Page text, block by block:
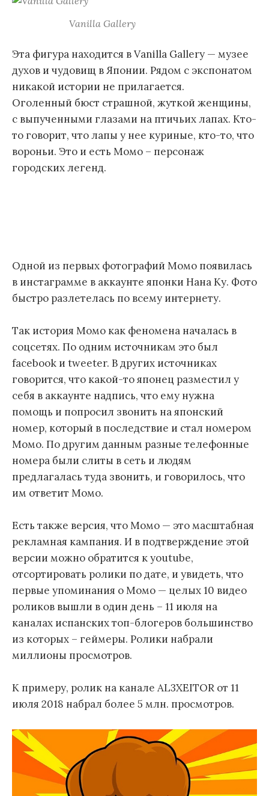
Vanilla Gallery
Эта фигура находится в Vanilla Gallery — музее
духов и чудовищ в Японии. Рядом с экспонатом
никакой истории не прилагается.
Оголенный бюст страшной, жуткой женщины,
с выпученными глазами на птичьих лапах. Кто-
то говорит, что лапы у нее куриные, кто-то, что
вороньи. Это и есть Момо – персонаж
городских легенд.
Одной из первых фотографий Момо появилась
в инстаграмме в аккаунте японки Нана Ку. Фото
быстро разлетелась по всему интернету.
Так история Момо как феномена началась в
соцсетях. По одним источникам это был
facebook и tweeter. В других источниках
говорится, что какой-то японец разместил у
себя в аккаунте надпись, что ему нужна
помощь и попросил звонить на японский
номер, который в последствие и стал номером
Момо. По другим данным разные телефонные
номера были слиты в сеть и людям
предлагалась туда звонить, и говорилось, что
им ответит Момо.
Есть также версия, что Момо — это масштабная
рекламная кампания. И в подтверждение этой
версии можно обратится к youtube,
отсортировать ролики по дате, и увидеть, что
первые упоминания о Момо — целых 10 видео
роликов вышли в один день – 11 июля на
каналах испанских топ-блогеров большинство
из которых – геймеры. Ролики набрали
миллионы просмотров.
К примеру, ролик на канале AL3XEITOR от 11
июля 2018 набрал более 5 млн. просмотров.